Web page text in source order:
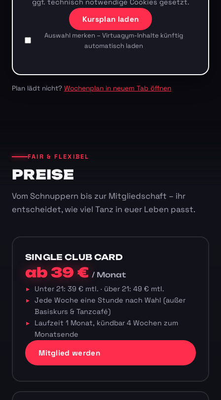
ggf. technisch notwendige Cookies gesetzt.
Kursplan laden
Auswahl merken – Virtuagym-Inhalte künftig
automatisch laden
Plan lädt nicht? Wochenplan in neuem Tab öffnen
FAIR & FLEXIBEL
PREISE
Vom Schnuppern bis zur Mitgliedschaft – ihr
entscheidet, wie viel Tanz in euer Leben passt.
SINGLE CLUB CARD
ab 39 €/ Monat
Unter 21: 39 € mtl. · über 21: 49 € mtl.
Jede Woche eine Stunde nach Wahl (außer
Basiskurs & Tanzcafé)
Laufzeit 1 Monat, kündbar 4 Wochen zum
Monatsende
Mitglied werden